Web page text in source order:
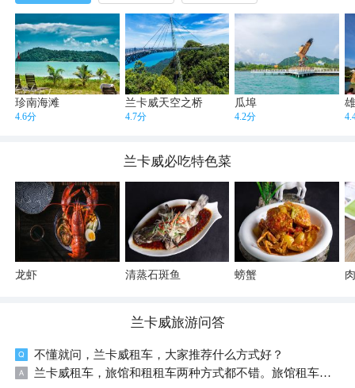
珍南海滩
4.6分
兰卡威天空之桥
4.7分
瓜埠
4.2分
兰卡威必吃特色菜
龙虾 清蒸石斑鱼 螃蟹
兰卡威旅游问答
不懂就问，兰卡威租车，大家推荐什么方式好？
兰卡威租车，旅馆和租租车两种方式都不错。旅馆租车价格实惠，但需要提前确认细节，备好国际驾照和现金押金；租租车用护照和驾照翻译件就能订，推荐闪租套餐，全险省心，提车还车都方便。根据自己需要选就行。